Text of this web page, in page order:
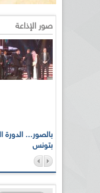
صور الإذاعة
بتونس